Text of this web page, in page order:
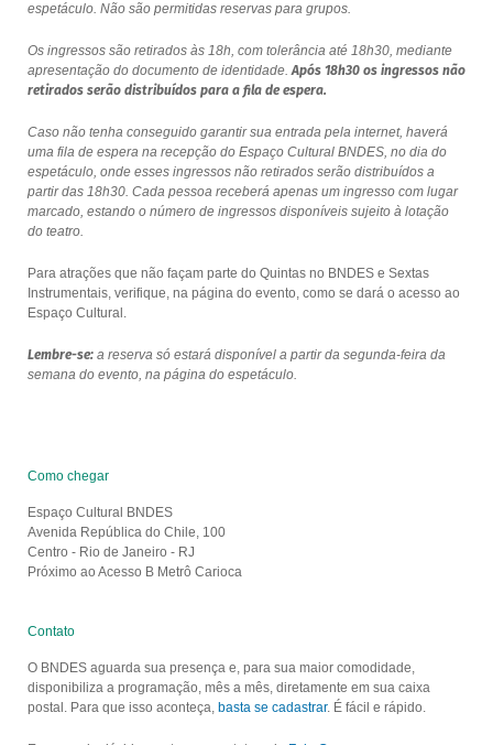
espetáculo. Não são permitidas reservas para grupos.
Os ingressos são retirados às 18h, com tolerância até 18h30, mediante
apresentação do documento de identidade.Após 18h30 os ingressos não
retirados serão distribuídos para a fila de espera.
Caso não tenha conseguido garantir sua entrada pela internet, haverá
uma fila de espera na recepção do Espaço Cultural BNDES, no dia do
espetáculo, onde esses ingressos não retirados serão distribuídos a
partir das 18h30. Cada pessoa receberá apenas um ingresso com lugar
marcado, estando o número de ingressos disponíveis sujeito à lotação
do teatro.
Para atrações que não façam parte do Quintas no BNDES e Sextas
Instrumentais, verifique, na página do evento, como se dará o acesso ao
Espaço Cultural.
Lembre-se:a reserva só estará disponível a partir da segunda-feira da
semana do evento, na página do espetáculo.
Como chegar
Espaço Cultural BNDES
Avenida República do Chile, 100
Centro - Rio de Janeiro - RJ
Próximo ao Acesso B Metrô Carioca
Contato
O BNDES aguarda sua presença e, para sua maior comodidade,
disponibiliza a programação, mês a mês, diretamente em sua caixa
postal. Para que isso aconteça, basta se cadastrar. É fácil e rápido.